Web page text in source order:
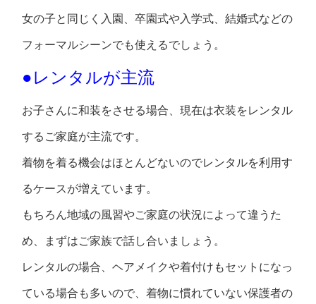
女の子と同じく入園、卒園式や入学式、結婚式などの
フォーマルシーンでも使えるでしょう。
●レンタルが主流
お子さんに和装をさせる場合、現在は衣装をレンタル
するご家庭が主流です。
着物を着る機会はほとんどないのでレンタルを利用す
るケースが増えています。
もちろん地域の風習やご家庭の状況によって違うた
め、まずはご家族で話し合いましょう。
レンタルの場合、ヘアメイクや着付けもセットになっ
ている場合も多いので、着物に慣れていない保護者の